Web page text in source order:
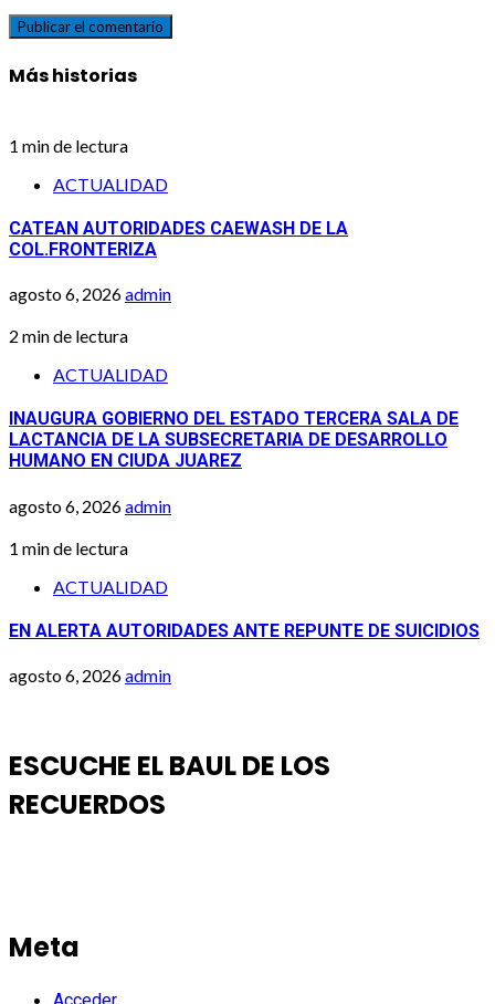
Más historias
1 min de lectura
ACTUALIDAD
CATEAN AUTORIDADES CAEWASH DE LA
COL.FRONTERIZA
agosto 6, 2026admin
2 min de lectura
ACTUALIDAD
INAUGURA GOBIERNO DEL ESTADO TERCERA SALA DE
LACTANCIA DE LA SUBSECRETARIA DE DESARROLLO
HUMANO EN CIUDA JUAREZ
agosto 6, 2026admin
1 min de lectura
ACTUALIDAD
EN ALERTA AUTORIDADES ANTE REPUNTE DE SUICIDIOS
agosto 6, 2026admin
ESCUCHE EL BAUL DE LOS
RECUERDOS
Meta